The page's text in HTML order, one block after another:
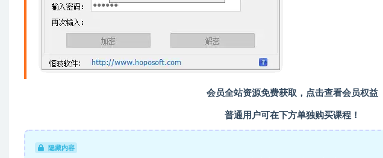
会员全站资源免费获取，点击查看会员权益
普通用户可在下方单独购买课程！
隐藏内容